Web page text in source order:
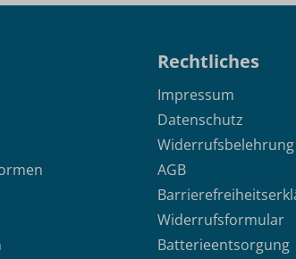
Rechtliches
Impressum
Datenschutz
Widerrufsbelehrung
AGB
Widerrufsformular
Batterieentsorgung